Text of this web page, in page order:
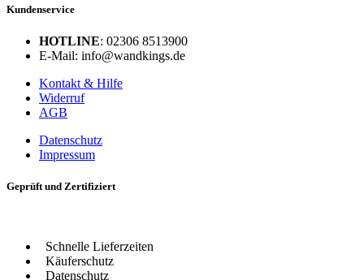
Kundenservice
HOTLINE: 02306 8513900
E-Mail: info@wandkings.de
Kontakt & Hilfe
Widerruf
AGB
Datenschutz
Impressum
Geprüft und Zertifiziert
Schnelle Lieferzeiten
Käuferschutz
Datenschutz